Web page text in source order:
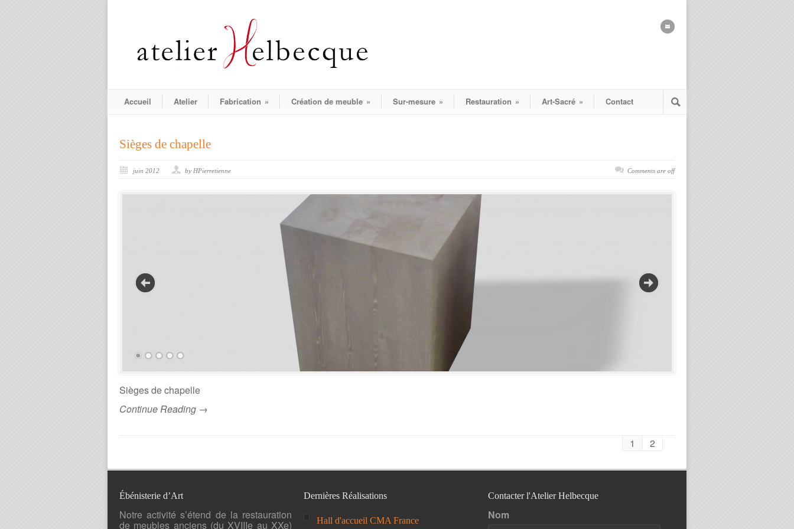
Accueil Atelier Fabrication » Création de meuble » Sur-mesure » Restauration » Art-Sacré » Contact
Sièges de chapelle
juin 2012 by HPierretienne Comments are off
Sièges de chapelle
Continue Reading →
1 2
Ébénisterie d’Art
Notre activité s’étend de la restauration
de meubles anciens (du XVIIIe au XXe)
Dernières Réalisations
Hall d'accueil CMA France
Contacter l'Atelier Helbecque
Nom